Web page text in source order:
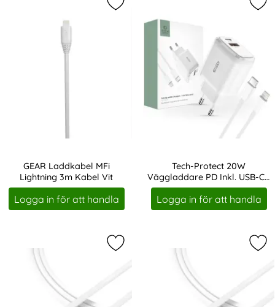
GEAR Laddkabel MFi
Lightning 3m Kabel Vit
Art. nr 208428
Logga in för att handla
Markera gEAR Laddkabel MFi
Tech-Protect 20W
Väggladdare PD Inkl. USB-C -
Lightning Kabel Vit
Art. nr 213892
Logga in för att handla
Markera tactical 1m 2A 10W USB-